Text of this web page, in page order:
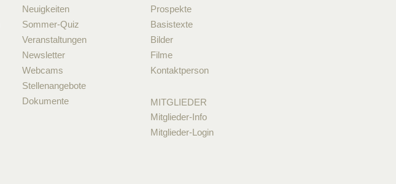
Neuigkeiten
Sommer-Quiz
Veranstaltungen
Newsletter
Webcams
Stellenangebote
Dokumente
Prospekte
Basistexte
Bilder
Filme
Kontaktperson
MITGLIEDER
Mitglieder-Info
Mitglieder-Login